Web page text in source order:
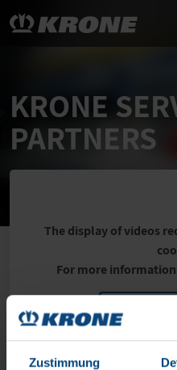
Zustimmung
KRONE
PARTNERS
The display of videos
For more
to the